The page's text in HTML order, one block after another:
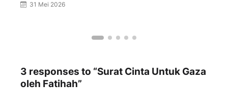
31 Mei 2026
3 responses to “Surat Cinta Untuk Gaza
oleh Fatihah”